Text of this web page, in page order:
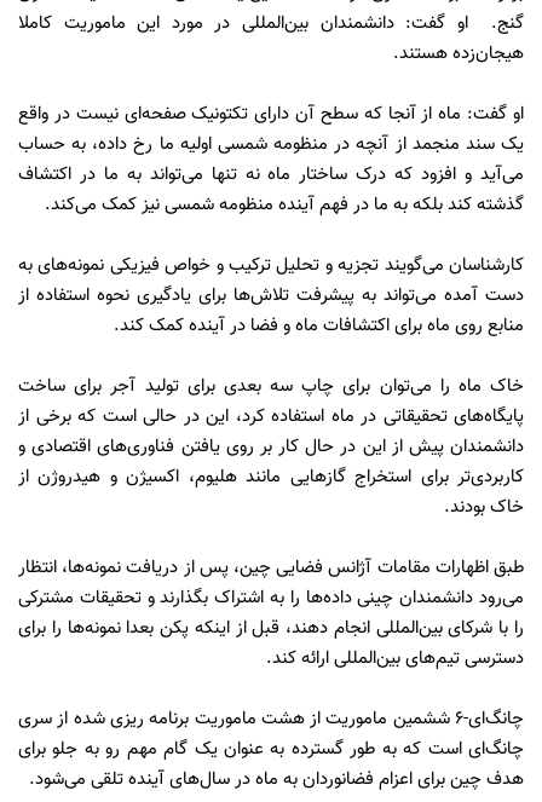
گنج. او گفت: دانشمندان بین‌المللی در مورد این ماموریت کاملا
هیجان‌زده هستند.
او گفت: ماه از آنجا که سطح آن دارای تکتونیک صفحه‌ای نیست در واقع
یک سند منجمد از آنچه در منظومه شمسی اولیه ما رخ داده، به حساب
می‌آید و افزود که درک ساختار ماه نه تنها می‌تواند به ما در اکتشاف
گذشته کند بلکه به ما در فهم آینده منظومه شمسی نیز کمک می‌کند.
کارشناسان می‌گویند تجزیه و تحلیل ترکیب و خواص فیزیکی نمونه‌های به
دست آمده می‌تواند به پیشرفت تلاش‌ها برای یادگیری نحوه استفاده از
منابع روی ماه برای اکتشافات ماه و فضا در آینده کمک کند.
خاک ماه را می‌توان برای چاپ سه بعدی برای تولید آجر برای ساخت
پایگاه‌های تحقیقاتی در ماه استفاده کرد، این در حالی است که برخی از
دانشمندان پیش از این در حال کار بر روی یافتن فناوری‌های اقتصادی و
کاربردی‌تر برای استخراج گازهایی مانند هلیوم، اکسیژن و هیدروژن از
خاک بودند.
طبق اظهارات مقامات آژانس فضایی چین، پس از دریافت نمونه‌ها، انتظار
می‌رود دانشمندان چینی داده‌ها را به اشتراک بگذارند و تحقیقات مشترکی
را با شرکای بین‌المللی انجام دهند، قبل از اینکه پکن بعدا نمونه‌ها را برای
دسترسی تیم‌های بین‌المللی ارائه کند.
چانگ‌ای-۶ ششمین ماموریت از هشت ماموریت برنامه ریزی شده از سری
چانگ‌ای است که به طور گسترده به عنوان یک گام مهم رو به جلو برای
هدف چین برای اعزام فضانوردان به ماه در سال‌های آینده تلقی می‌شود.